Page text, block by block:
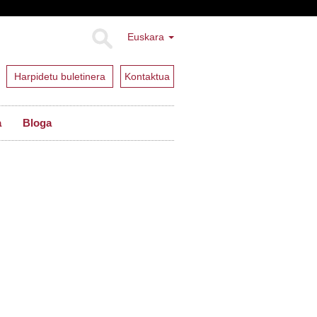
Euskara
Harpidetu buletinera Kontaktua
Bloga